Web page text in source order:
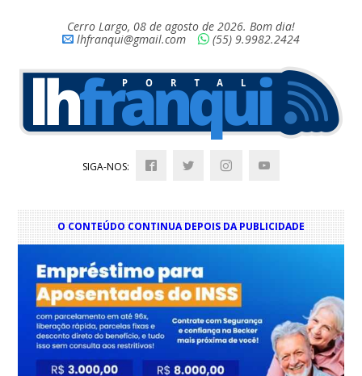
Cerro Largo, 08 de agosto de 2026. Bom dia!
lhfranqui@gmail.com
(55) 9.9982.2424
SIGA-NOS:
O CONTEÚDO CONTINUA DEPOIS DA PUBLICIDADE